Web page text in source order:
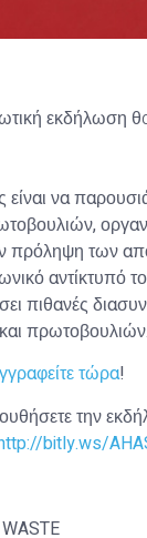
εκδήλωση
να
πρόληψη των
αντίκτυπό
πιθανές
πρωτοβουλιών.
τώρα!
την
bitly.ws/